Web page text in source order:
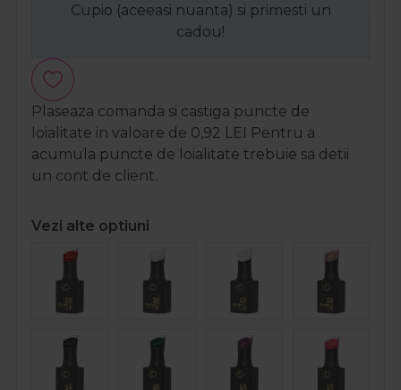
Cupio (aceeasi nuanta) si primesti un
cadou!
Plaseaza comanda si castiga puncte de
loialitate in valoare de 0,92 LEI
Pentru a
acumula puncte de loialitate trebuie sa detii
un cont de client.
Vezi alte optiuni